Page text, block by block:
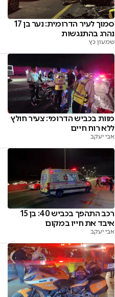
סמוך לעיר הדרומית: נער בן 17
נהרג בהתנגשות
שמעון כץ
מוות בכביש הדרומי: צעיר חולץ
ללא רוח חיים
אבי יעקב
רכב התהפך בכביש 40: בן 15
איבד את חייו במקום
אבי יעקב